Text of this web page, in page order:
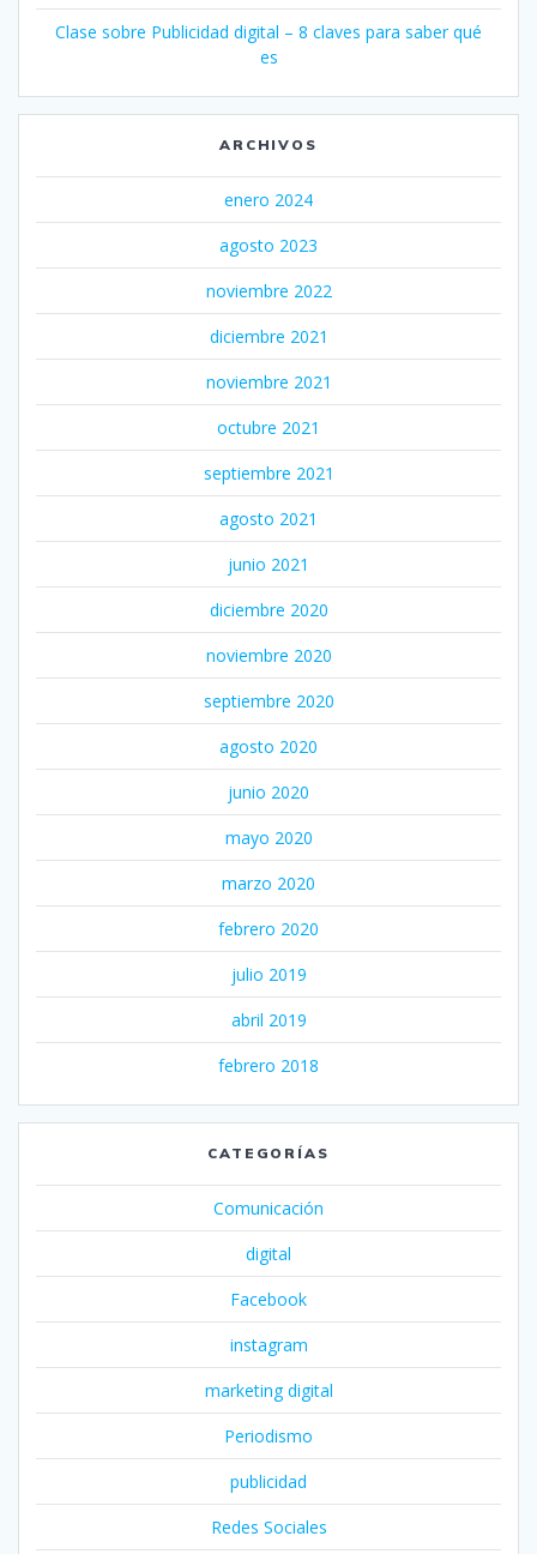
Clase sobre Publicidad digital – 8 claves para saber qué
es
ARCHIVOS
enero 2024
agosto 2023
noviembre 2022
diciembre 2021
noviembre 2021
octubre 2021
septiembre 2021
agosto 2021
junio 2021
diciembre 2020
noviembre 2020
septiembre 2020
agosto 2020
junio 2020
mayo 2020
marzo 2020
febrero 2020
julio 2019
abril 2019
febrero 2018
CATEGORÍAS
Comunicación
digital
Facebook
instagram
marketing digital
Periodismo
publicidad
Redes Sociales